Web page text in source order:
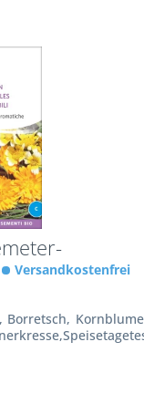
Borretsch,
Versandkostenfrei